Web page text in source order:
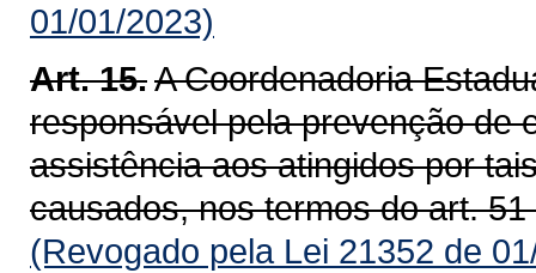
01/01/2023)
Art. 15.A Coordenadoria
responsável pela prevenção de
assistência aos atingidos por
causados, nos termos do art.
(Revogado pela Lei 21352 de